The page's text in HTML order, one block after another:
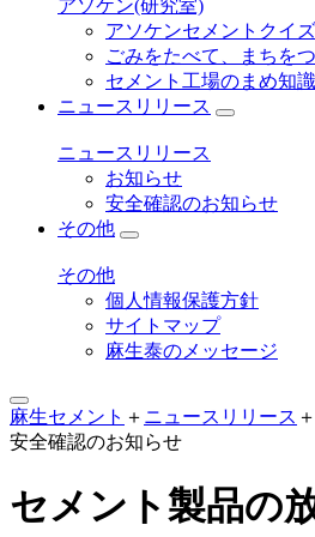
アソケン(研究室)
アソケンセメントクイズ
ごみをたべて、まちを
セメント工場のまめ知識
ニュースリリース
ニュースリリース
お知らせ
安全確認のお知らせ
その他
その他
個人情報保護方針
サイトマップ
麻生泰のメッセージ
麻生セメント ＋ ニュースリリース ＋
安全確認のお知らせ
セメント製品の